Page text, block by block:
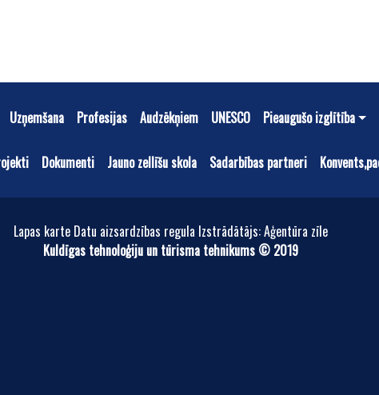
Uzņemšana Profesijas Audzēkņiem UNESCO Pieaugušo izglītība
Dokumenti Jauno zellīšu skola Sadarbības partneri
Lapas karte Datu aizsardzības regula Izstrādātājs: Aģentūra zīle
Kuldīgas tehnoloģiju un tūrisma tehnikums © 2019